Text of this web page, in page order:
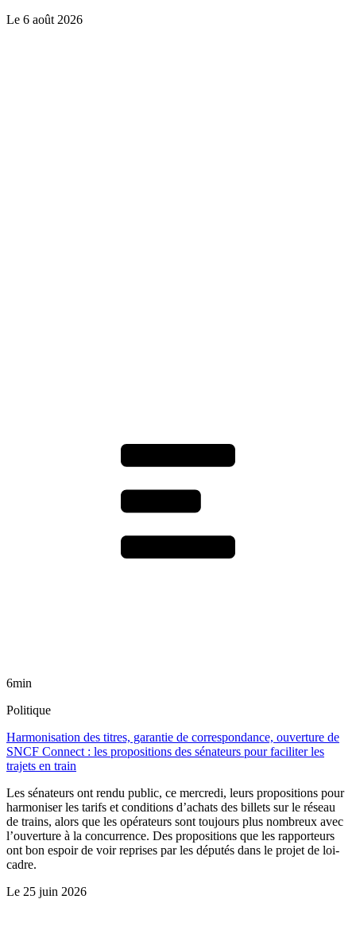
Le 6 août 2026
6min
Politique
Harmonisation des titres, garantie de correspondance, ouverture de
SNCF Connect : les propositions des sénateurs pour faciliter les
trajets en train
Les sénateurs ont rendu public, ce mercredi, leurs propositions pour
harmoniser les tarifs et conditions d’achats des billets sur le réseau
de trains, alors que les opérateurs sont toujours plus nombreux avec
l’ouverture à la concurrence. Des propositions que les rapporteurs
ont bon espoir de voir reprises par les députés dans le projet de loi-
cadre.
Le 25 juin 2026